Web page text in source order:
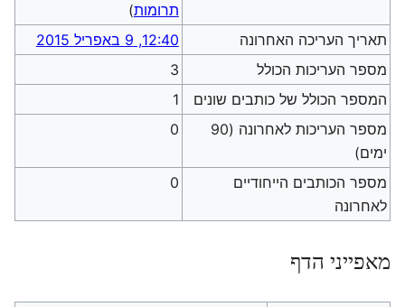
תרומות)
תאריך העריכה האחרונה
12:40, 9 באפריל 2015
מספר העריכות הכולל
3
המספר הכולל של כותבים שונים
1
מספר העריכות לאחרונה (90
ימים)
0
מספר הכותבים הייחודיים
לאחרונה
0
מאפייני הדף